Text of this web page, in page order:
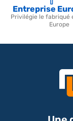
Entreprise
Privilégie le fabriqué
Europe